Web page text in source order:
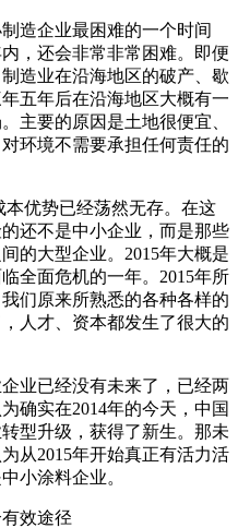
造企业最困难的一个时间
，还会非常非常困难。即便
造业在沿海地区的破产、歇
五年后在沿海地区大概有一
主要的原因是土地很便宜、
环境不需要承担任何责任的
优势已经荡然无存。在这
还不是中小企业，而是那些
的大型企业。2015年大概是
全面危机的一年。2015年所
们原来所熟悉的各种各样的
人才、资本都发生了很大的
业已经没有未来了，已经两
确实在2014年的今天，中国
型升级，获得了新生。那未
从2015年开始真正有活力活
小涂料企业。
效途径